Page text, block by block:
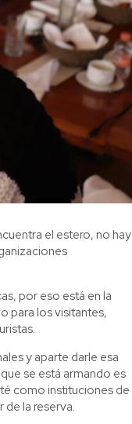
el estero, no hay
por eso está en la
para los visitantes,
y aparte darle esa
se está armando es
como instituciones de
la reserva.